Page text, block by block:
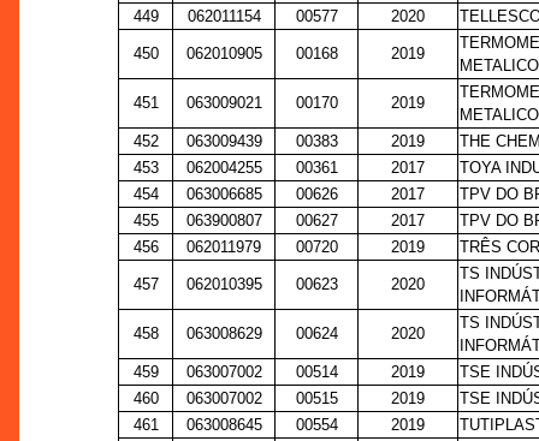
449
062011154 00577 2020
450 062010905 00168 2019
451 063009021 00170 2019
452
063009439 00383 2019
THE
453
062004255 00361 2017
TOYA
454
063006685 00626 2017
TPV DO
455
063900807 00627 2017
TPV DO
456
062011979 00720 2019 TRÊS
457 062010395 00623 2020
TS
458 063008629 00624 2020
TS
459
063007002 00514 2019
TSE
460
063007002 00515 2019
TSE
461
063008645 00554 2019